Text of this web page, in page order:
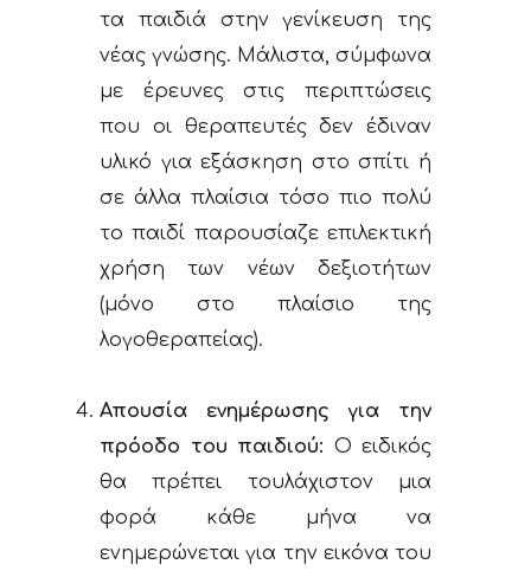
τα παιδιά στην γενίκευση της
νέας γνώσης. Μάλιστα, σύμφωνα
με έρευνες στις περιπτώσεις
που οι θεραπευτές δεν έδιναν
υλικό για εξάσκηση στο σπίτι ή
σε άλλα πλαίσια τόσο πιο πολύ
το παιδί παρουσίαζε επιλεκτική
χρήση των νέων δεξιοτήτων
(μόνο στο πλαίσιο της
λογοθεραπείας).
Απουσία ενημέρωσης για την
πρόοδο του παιδιού: O ειδικός
θα πρέπει τουλάχιστον μια
φορά κάθε μήνα να
ενημερώνεται για την εικόνα του